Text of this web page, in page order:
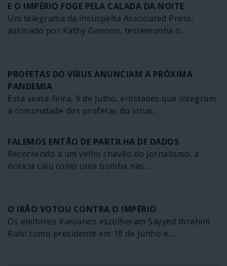
E O IMPÉRIO FOGE PELA CALADA DA NOITE
Um telegrama da insuspeita Associated Press,
assinado por Kathy Gannon, testemunha o...
PROFETAS DO VÍRUS ANUNCIAM A PRÓXIMA
PANDEMIA
Esta sexta-feira, 9 de Julho, entidades que integram
a comunidade dos profetas do vírus...
FALEMOS ENTÃO DE PARTILHA DE DADOS
Recorrendo a um velho chavão do jornalismo, a
notícia caiu como uma bomba nas...
O IRÃO VOTOU CONTRA O IMPÉRIO
Os eleitores iranianos escolheram Sayyed Ibrahim
Raisi como presidente em 18 de Junho e...